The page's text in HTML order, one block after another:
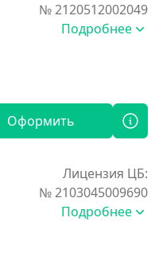
№ 2120512002049
Подробнее
Оформить
Лицензия ЦБ:
№ 2103045009690
Подробнее